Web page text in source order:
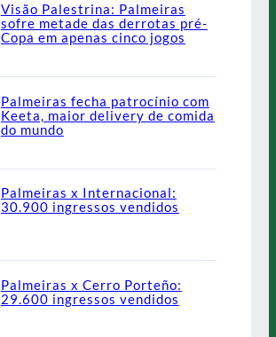
Visão Palestrina: Palmeiras
sofre metade das derrotas pré-
Copa em apenas cinco jogos
Palmeiras fecha patrocínio com
Keeta, maior delivery de comida
do mundo
Palmeiras x Internacional:
30.900 ingressos vendidos
Palmeiras x Cerro Porteño:
29.600 ingressos vendidos